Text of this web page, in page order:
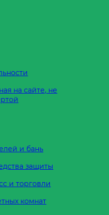
на сайте, не
и бань
защиты
и торговли
комнат